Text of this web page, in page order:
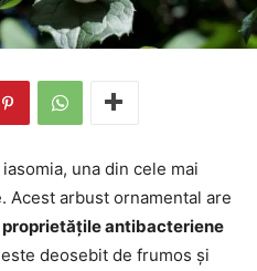
una din cele mai
Acest arbust ornamental are
proprietățile antibacteriene
deosebit de frumos și